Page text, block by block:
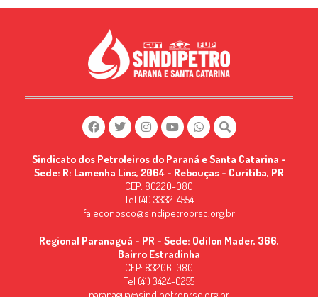
Sindicato dos Petroleiros do Paraná e Santa Catarina -
Sede: R: Lamenha Lins, 2064 - Rebouças - Curitiba, PR
CEP: 80220-080
Tel (41) 3332-4554
faleconosco@sindipetroprsc.org.br
Regional Paranaguá - PR - Sede: Odilon Mader, 366,
Bairro Estradinha
CEP: 83206-080
Tel (41) 3424-0255